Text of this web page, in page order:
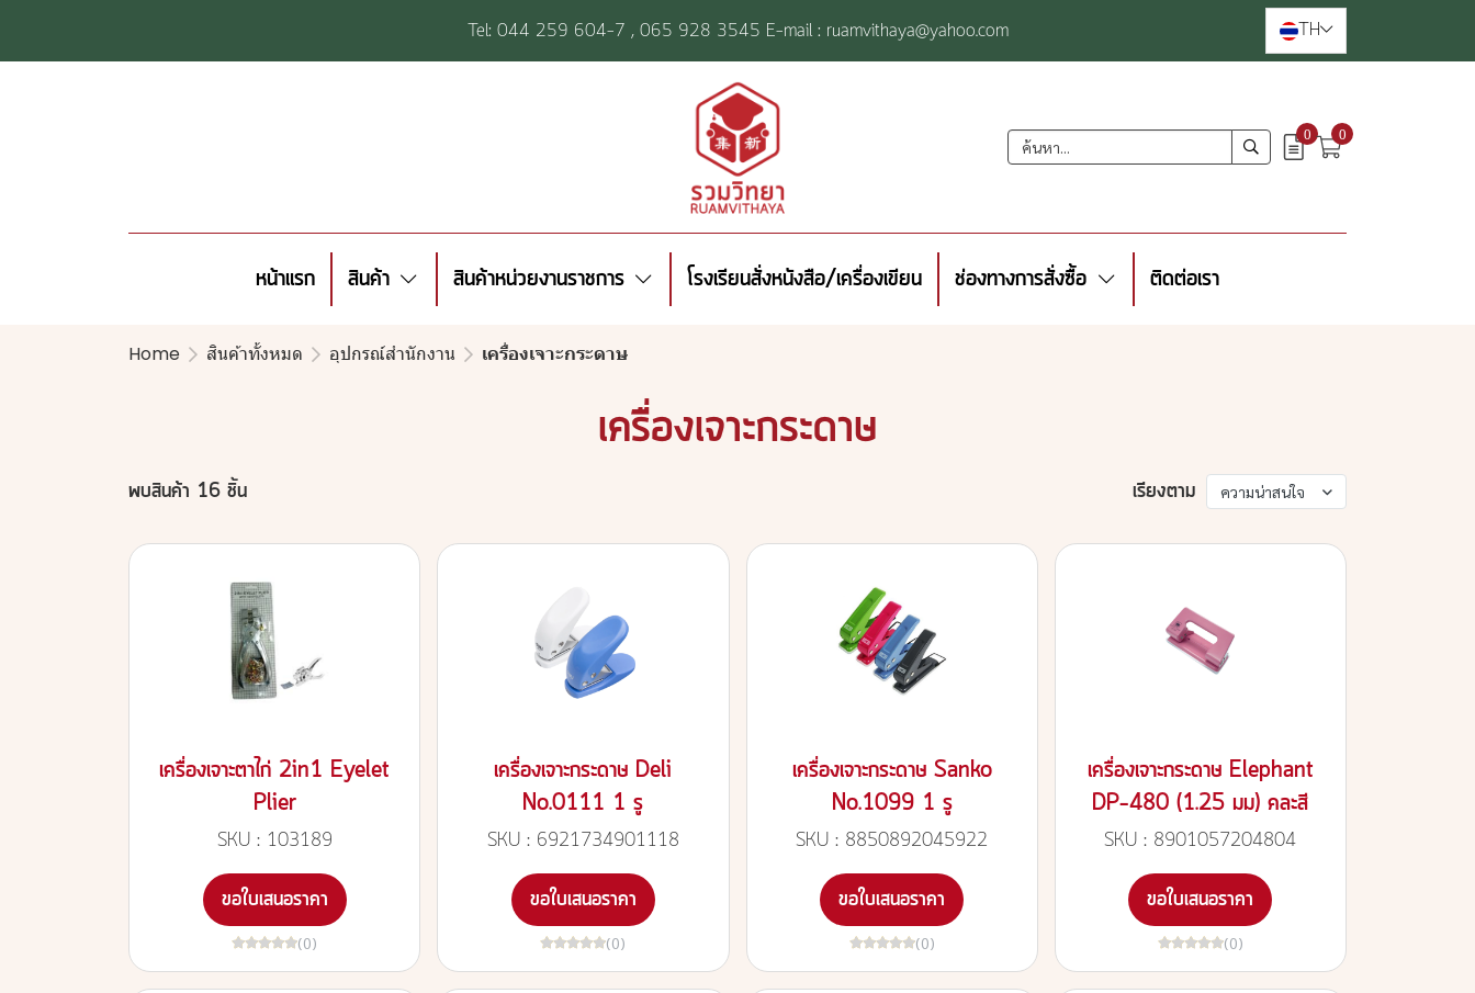
Tel: 044 259 604-7 ,065 928 3545 E-mail : ruamvithaya@yahoo.com TH
0 0
หน้าแรก สินค้า สินค้าหน่วยงานราชการ โรงเรียนสั่งหนังสือ/เครื่องเขียน ช่องทางการสั่งซื้อ ติดต่อเรา
Home สินค้าทั้งหมด อุปกรณ์สำนักงาน เครื่องเจาะกระดาษ
เครื่องเจาะกระดาษ
พบสินค้า 16 ชิ้น เรียงตาม ความน่าสนใจ
เครื่องเจาะตาไก่ 2in1 Eyelet
Plier
SKU : 103189
ขอใบเสนอราคา
(0)
เครื่องเจาะกระดาษ Deli
No.0111 1 รู
SKU : 6921734901118
ขอใบเสนอราคา
(0)
เครื่องเจาะกระดาษ Sanko
No.1099 1 รู
SKU : 8850892045922
ขอใบเสนอราคา
(0)
เครื่องเจาะกระดาษ Elephant
DP-480 (1.25 มม) คละสี
SKU : 8901057204804
ขอใบเสนอราคา
(0)